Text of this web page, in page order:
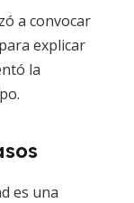
a convocar
explicar
la
es una